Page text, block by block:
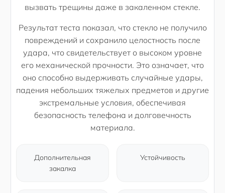
вызвать трещины даже в закаленном стекле.
Результат теста показал, что стекло не получило
повреждений и сохранило целостность после
удара, что свидетельствует о высоком уровне
его механической прочности. Это означает, что
оно способно выдерживать случайные удары,
падения небольших тяжелых предметов и другие
экстремальные условия, обеспечивая
безопасность телефона и долговечность
материала.
Дополнительная
закалка
Устойчивость